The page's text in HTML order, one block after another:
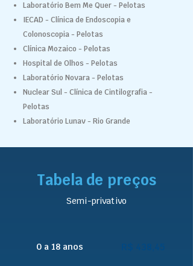
Laboratório Bem Me Quer - Pelotas
IECAD - Clínica de Endoscopia e
Colonoscopia - Pelotas
Clínica Mozaico - Pelotas
Hospital de Olhos - Pelotas
Laboratório Novara - Pelotas
Nuclear Sul - Clínica de Cintilografia -
Pelotas
Laboratório Lunav - Rio Grande
Tabela de preços
Semi-privativo
0 a 18 anos